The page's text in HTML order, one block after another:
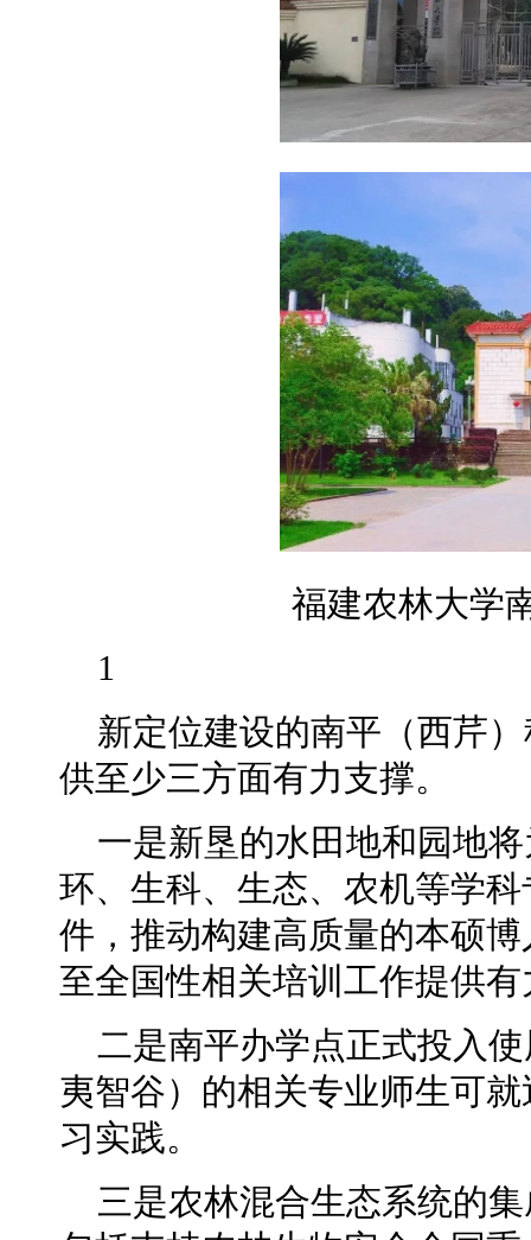
福建农林大学
1
新定位建设的南平（西芹
供至少三方面有力支撑。
一是新垦的水田地和园地
环、生科、生态、农机等学
件，推动构建高质量的本硕
至全国性相关培训工作提供
二是南平办学点正式投入
夷智谷）的相关专业师生可
习实践。
三是农林混合生态系统的